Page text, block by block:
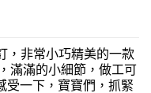
，非常小巧精美的一款
滿滿的小細節，做工可
受一下，寶寶們，抓緊